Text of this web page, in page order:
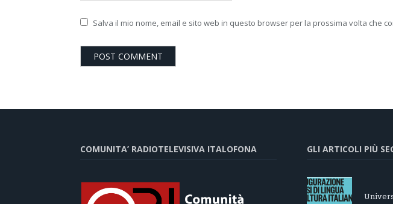
Salva il mio nome, email e sito web in questo browser per la prossima volta che
COMUNITA’ RADIOTELEVISIVA ITALOFONA GLI ARTICOLI PIÙ